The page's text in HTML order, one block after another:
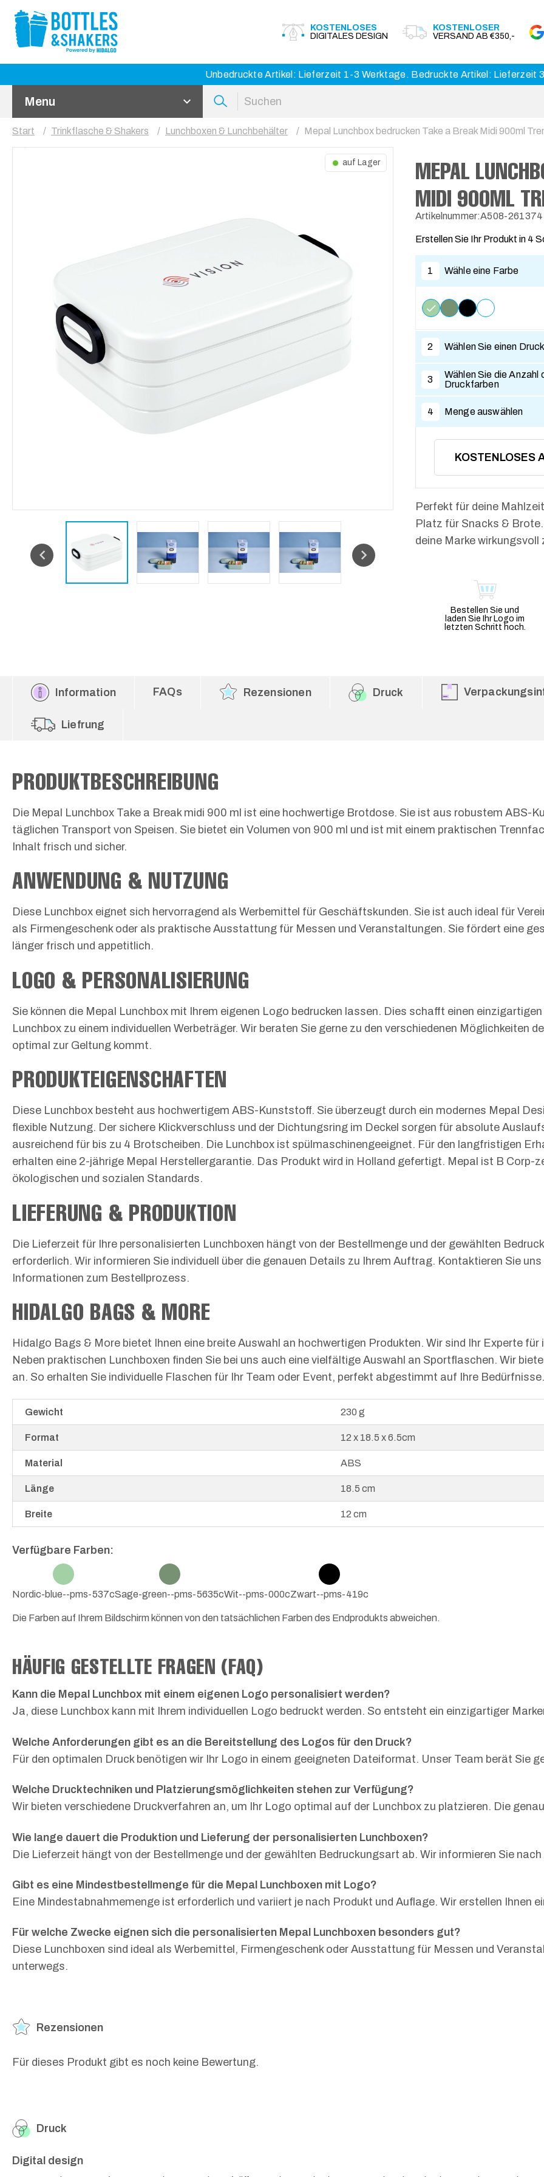
KOSTENLOSES
DIGITALES DESIGN
KOSTENLOSER
VERSAND AB €350,-
Unbedruckte Artikel: Lieferzeit 1-3 Werktage. Bedruckte Artikel: Lieferzeit
Menu
Start Trinkflasche & Shakers Lunchboxen & Lunchbehälter Mepal Lunchbox bedrucken Take a Break Midi 900ml
auf Lager
MEPAL
MIDI 900ML
Artikelnummer:A508-261374
Erstellen Sie Ihr Produkt in 4
1 Wähle eine Farbe
2 Wählen Sie einen
3
Wählen Sie die Anzahl
Druckfarben
4 Menge auswählen
KOSTENLOSES
Perfekt für deine
Platz für Snacks &
deine Marke wirkungsvoll
Bestellen Sie und
laden Sie Ihr Logo im
letzten Schritt hoch.
Information FAQs Rezensionen Druck
Liefrung
PRODUKTBESCHREIBUNG
Die Mepal Lunchbox Take a Break midi 900 ml ist eine hochwertige Brotdose. Sie ist aus robustem
täglichen Transport von Speisen. Sie bietet ein Volumen von 900 ml und ist mit einem praktischen
Inhalt frisch und sicher.
ANWENDUNG & NUTZUNG
Diese Lunchbox eignet sich hervorragend als Werbemittel für Geschäftskunden. Sie ist auch ideal für
als Firmengeschenk oder als praktische Ausstattung für Messen und Veranstaltungen. Sie fördert eine
länger frisch und appetitlich.
LOGO & PERSONALISIERUNG
Sie können die Mepal Lunchbox mit Ihrem eigenen Logo bedrucken lassen. Dies schafft einen
Lunchbox zu einem individuellen Werbeträger. Wir beraten Sie gerne zu den verschiedenen Möglichkeiten
optimal zur Geltung kommt.
PRODUKTEIGENSCHAFTEN
Diese Lunchbox besteht aus hochwertigem ABS-Kunststoff. Sie überzeugt durch ein modernes Mepal
flexible Nutzung. Der sichere Klickverschluss und der Dichtungsring im Deckel sorgen für absolute
ausreichend für bis zu 4 Brotscheiben. Die Lunchbox ist spülmaschinengeeignet. Für den langfristigen
erhalten eine 2-jährige Mepal Herstellergarantie. Das Produkt wird in Holland gefertigt. Mepal ist B
ökologischen und sozialen Standards.
LIEFERUNG & PRODUKTION
Die Lieferzeit für Ihre personalisierten Lunchboxen hängt von der Bestellmenge und der gewählten
erforderlich. Wir informieren Sie individuell über die genauen Details zu Ihrem Auftrag. Kontaktieren Sie
Informationen zum Bestellprozess.
HIDALGO BAGS & MORE
Hidalgo Bags & More bietet Ihnen eine breite Auswahl an hochwertigen Produkten. Wir sind Ihr Experte
Neben praktischen Lunchboxen finden Sie bei uns auch eine vielfältige Auswahl an Sportflaschen. Wir
an. So erhalten Sie individuelle Flaschen für Ihr Team oder Event, perfekt abgestimmt auf Ihre Bedürfnisse.
Gewicht 230 g
Format 12 x 18.5 x 6.5cm
Material ABS
Länge 18.5 cm
Breite 12 cm
Verfügbare Farben:
Nordic-blue--pms-537cSage-green--pms-5635cWit--pms-000cZwart--pms-419c
Die Farben auf Ihrem Bildschirm können von den tatsächlichen Farben des Endprodukts abweichen.
HÄUFIG GESTELLTE FRAGEN (FAQ)
Kann die Mepal Lunchbox mit einem eigenen Logo personalisiert werden?
Ja, diese Lunchbox kann mit Ihrem individuellen Logo bedruckt werden. So entsteht ein einzigartiger
Welche Anforderungen gibt es an die Bereitstellung des Logos für den Druck?
Für den optimalen Druck benötigen wir Ihr Logo in einem geeigneten Dateiformat. Unser Team berät Sie
Welche Drucktechniken und Platzierungsmöglichkeiten stehen zur Verfügung?
Wir bieten verschiedene Druckverfahren an, um Ihr Logo optimal auf der Lunchbox zu platzieren. Die
Wie lange dauert die Produktion und Lieferung der personalisierten Lunchboxen?
Die Lieferzeit hängt von der Bestellmenge und der gewählten Bedruckungsart ab. Wir informieren Sie
Gibt es eine Mindestbestellmenge für die Mepal Lunchboxen mit Logo?
Eine Mindestabnahmemenge ist erforderlich und variiert je nach Produkt und Auflage. Wir erstellen Ihnen
Für welche Zwecke eignen sich die personalisierten Mepal Lunchboxen besonders gut?
Diese Lunchboxen sind ideal als Werbemittel, Firmengeschenk oder Ausstattung für Messen und
unterwegs.
Rezensionen
Für dieses Produkt gibt es noch keine Bewertung.
Druck
Digital design